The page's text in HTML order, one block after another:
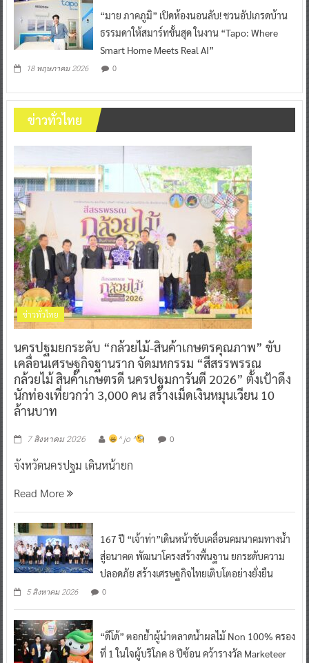
“มาย ภาคภูมิ” เปิดห้องนอนลับ! ชวนอัปเกรดบ้าน
ธรรมดาให้สมาร์ทขั้นสุด ในงาน “Tapo: Where
Smart Home Meets Real AI”
18 พฤษภาคม 2026 0
ข่าวทั่วไทย
ข่าวทั่วไทย
นครปฐมยกระดับ “กล้วยไม้-สินค้าเกษตรคุณภาพ” ขับ
เคลื่อนเศรษฐกิจฐานราก จัดมหกรรม “สีสรรพรรณ
กล้วยไม้ สินค้าเกษตรดี นครปฐมการันตี 2026” ตั้งเป้าดึง
นักท่องเที่ยวกว่า 3,000 คน สร้างเม็ดเงินหมุนเวียน 10
ล้านบาท
7 สิงหาคม 2026 ^ jo ^ 0
จังหวัดนครปฐม เดินหน้ายก
Read More
167 ปี “เจ้าท่า”เดินหน้าขับเคลื่อนคมนาคมทางน้ำ
สู่อนาคต พัฒนาโครงสร้างพื้นฐาน ยกระดับความ
ปลอดภัย สร้างเศรษฐกิจไทยเติบโตอย่างยั่งยืน
5 สิงหาคม 2026 0
“ดีโด้” ตอกย้ำผู้นำตลาดน้ำผลไม้ Non 100% ครอง
ที่ 1 ในใจผู้บริโภค 8 ปีซ้อน คว้ารางวัล Marketeer